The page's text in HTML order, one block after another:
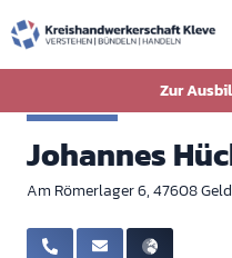
Zur
Zurück zur
Johannes
Am Römerlager 6, 47608